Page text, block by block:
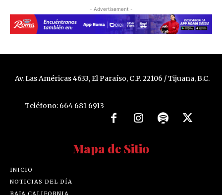
- Advertisement -
Av. Las Américas 4633, El Paraíso, C.P. 22106 / Tijuana, B.C.
Teléfono: 664 681 6913
Mapa de Sitio
INICIO
NOTICIAS DEL DÍA